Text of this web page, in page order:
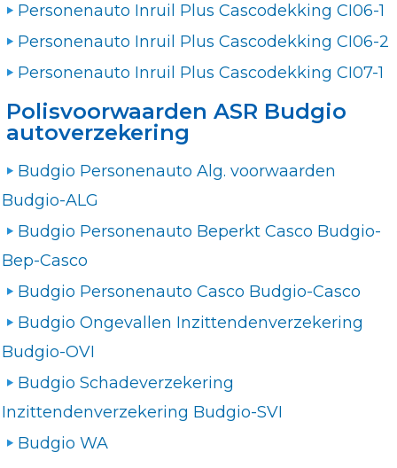
Personenauto Inruil Plus Cascodekking CI06-1
Personenauto Inruil Plus Cascodekking CI06-2
Personenauto Inruil Plus Cascodekking CI07-1
Polisvoorwaarden ASR Budgio
autoverzekering
Budgio Personenauto Alg. voorwaarden
Budgio-ALG
Budgio Personenauto Beperkt Casco Budgio-
Bep-Casco
Budgio Personenauto Casco Budgio-Casco
Budgio Ongevallen Inzittendenverzekering
Budgio-OVI
Budgio Schadeverzekering
Inzittendenverzekering Budgio-SVI
Budgio WA